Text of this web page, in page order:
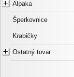
Alpaka
Šperkovnice
Krabičky
Ostatný tovar